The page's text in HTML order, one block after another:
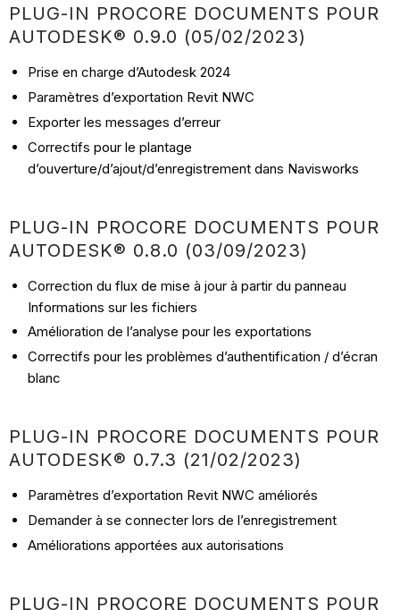
PLUG-IN PROCORE DOCUMENTS POUR
AUTODESK® 0.9.0 (05/02/2023)
Prise en charge d’Autodesk 2024
Paramètres d’exportation Revit NWC
Exporter les messages d’erreur
Correctifs pour le plantage
d’ouverture/d’ajout/d’enregistrement dans Navisworks
PLUG-IN PROCORE DOCUMENTS POUR
AUTODESK® 0.8.0 (03/09/2023)
Correction du flux de mise à jour à partir du panneau
Informations sur les fichiers
Amélioration de l’analyse pour les exportations
Correctifs pour les problèmes d’authentification / d’écran
blanc
PLUG-IN PROCORE DOCUMENTS POUR
AUTODESK® 0.7.3 (21/02/2023)
Paramètres d’exportation Revit NWC améliorés
Demander à se connecter lors de l’enregistrement
Améliorations apportées aux autorisations
PLUG-IN PROCORE DOCUMENTS POUR